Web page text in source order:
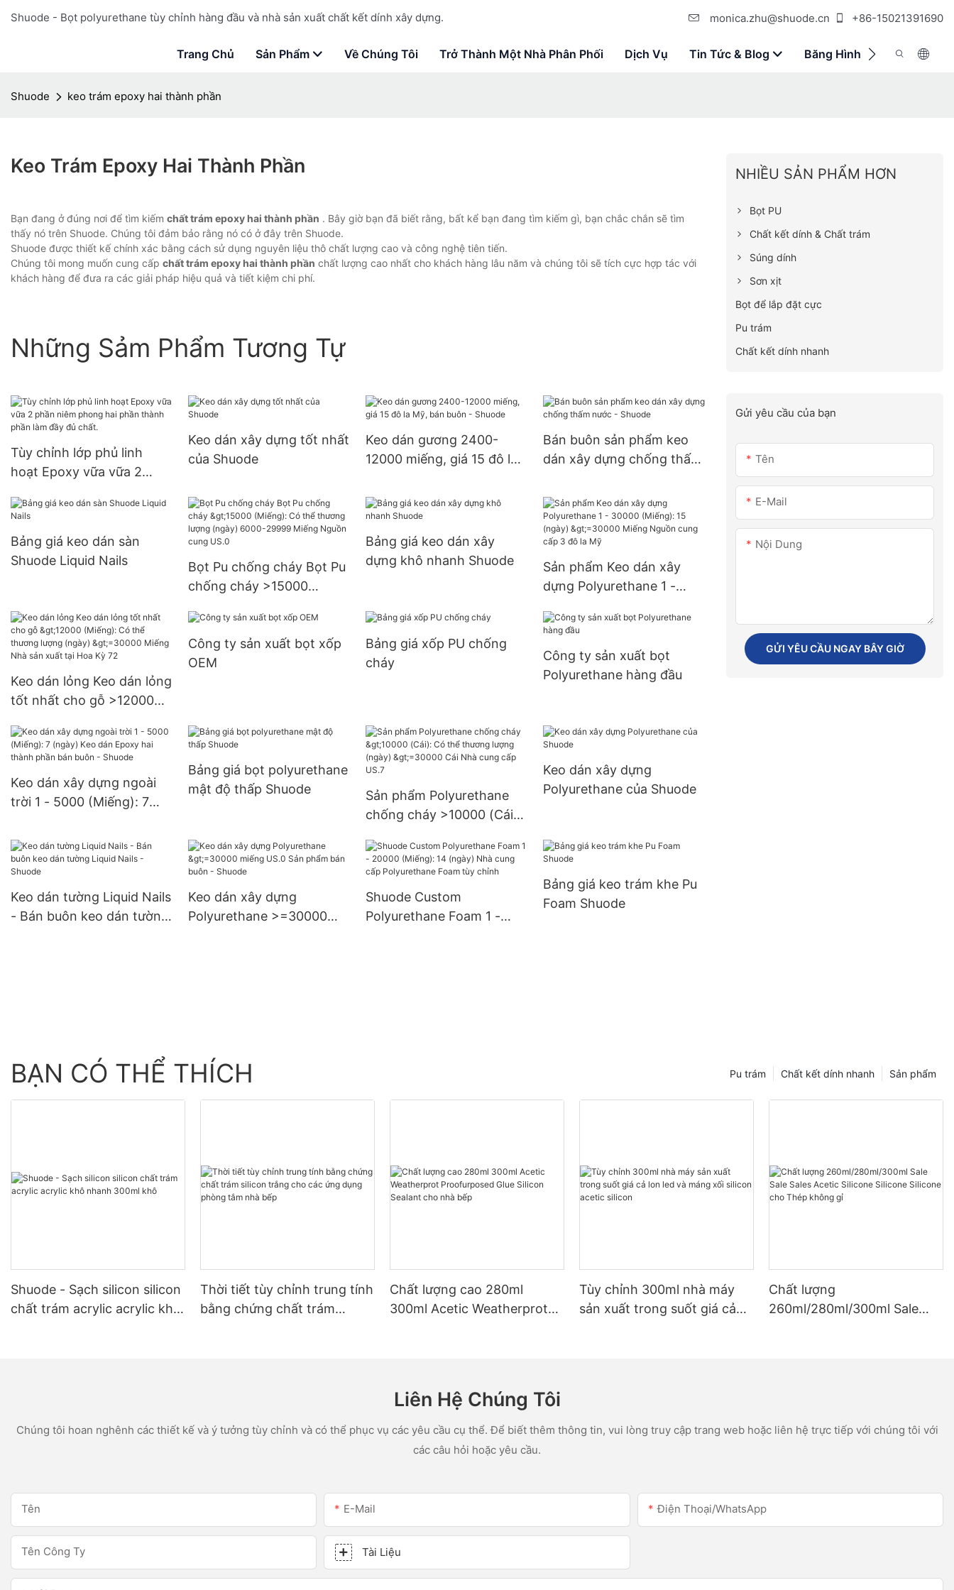
Shuode - Bọt polyurethane tùy chỉnh hàng đầu và nhà sản xuất chất kết dính xây dựng. monica.zhu@shuode.cn +86-15021391690
Trang Chủ Sản Phẩm Về Chúng Tôi Trở Thành Một Nhà Phân Phối Dịch Vụ Tin Tức & Blog Băng Hình Liên Hệ Với
Shuode keo trám epoxy hai thành phần
Keo Trám Epoxy Hai Thành Phần
Bạn đang ở đúng nơi để tìm kiếm chất trám epoxy hai thành phần . Bây giờ bạn đã biết rằng, bất kể bạn đang tìm kiếm gì, bạn chắc chắn sẽ tìm
thấy nó trên Shuode. Chúng tôi đảm bảo rằng nó có ở đây trên Shuode.
Shuode được thiết kế chính xác bằng cách sử dụng nguyên liệu thô chất lượng cao và công nghệ tiên tiến.
Chúng tôi mong muốn cung cấp chất trám epoxy hai thành phần chất lượng cao nhất cho khách hàng lâu năm và chúng tôi sẽ tích cực hợp tác với
khách hàng để đưa ra các giải pháp hiệu quả và tiết kiệm chi phí.
Những Sảm Phẩm Tương Tự
Tùy chỉnh lớp phủ linh
hoạt Epoxy vữa vữa 2
thành phần làm đầy đủ
Keo dán xây dựng tốt nhất
của Shuode
Keo dán gương 2400-
12000 miếng, giá 15 đô la
Bán buôn sản phẩm keo
dán xây dựng chống thấm
Bảng giá keo dán sàn
Shuode Liquid Nails
Bọt Pu chống cháy Bọt Pu
chống cháy >15000
lượng (ngày) 6000-29999
Miếng Nguồn cung US.0
Bảng giá keo dán xây
dựng khô nhanh Shuode
Sản phẩm Keo dán xây
dựng Polyurethane 1 -
>=30000 Miếng Nguồn
Keo dán lỏng Keo dán lỏng
tốt nhất cho gỗ >12000
lượng (ngày) >=30000
Miếng Nhà sản xuất tại
Hoa Kỳ 72
Công ty sản xuất bọt xốp
OEM
Bảng giá xốp PU chống
cháy
Công ty sản xuất bọt
Polyurethane hàng đầu
Keo dán xây dựng ngoài
trời 1 - 5000 (Miếng): 7
thành phần bán buôn -
Shuode
Bảng giá bọt polyurethane
mật độ thấp Shuode
Sản phẩm Polyurethane
chống cháy >10000 (Cái):
(ngày) >=30000 Cái Nhà
cung cấp US.7
Keo dán xây dựng
Polyurethane của Shuode
Keo dán tường Liquid Nails
- Bán buôn keo dán tường
Keo dán xây dựng
Polyurethane >=30000
Shuode Custom
Polyurethane Foam 1 -
Bảng giá keo trám khe Pu
Foam Shuode
NHIỀU SẢN PHẨM HƠN
Bọt PU
Chất kết dính & Chất trám
Súng dính
Sơn xịt
Bọt để lắp đặt cực
Pu trám
Chất kết dính nhanh
Gửi yêu cầu của bạn
Tên
E-Mail
Nội Dung
GỬI YÊU CẦU NGAY BÂY GIỜ
BẠN CÓ THỂ THÍCH Sản phẩm
Chất kết dính nhanh
Pu trám
Shuode - Sạch silicon silicon
chất trám acrylic acrylic khô
Thời tiết tùy chỉnh trung tính
bằng chứng chất trám
Chất lượng cao 280ml
300ml Acetic Weatherprot
Tùy chỉnh 300ml nhà máy
sản xuất trong suốt giá cả
Chất lượng
260ml/280ml/300ml Sale
Liên Hệ Chúng Tôi
Chúng tôi hoan nghênh các thiết kế và ý tưởng tùy chỉnh và có thể phục vụ các yêu cầu cụ thể. Để biết thêm thông tin, vui lòng truy cập trang web hoặc liên hệ trực tiếp với chúng tôi với
các câu hỏi hoặc yêu cầu.
Tên E-Mail Điện Thoại/WhatsApp
Tên Công Ty Tài Liệu